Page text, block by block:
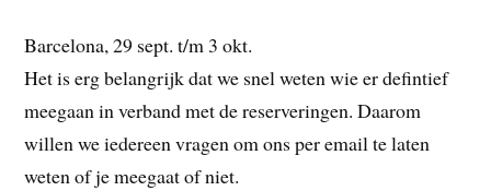
Barcelona, 29 sept. t/m 3 okt.
Het is erg belangrijk dat we snel weten wie er defintief
meegaan in verband met de reserveringen. Daarom
willen we iedereen vragen om ons per email te laten
weten of je meegaat of niet.